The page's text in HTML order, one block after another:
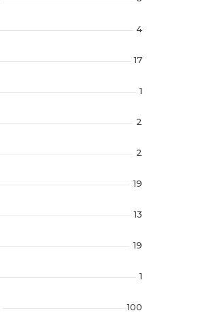
4
17
1
2
2
19
13
19
1
100